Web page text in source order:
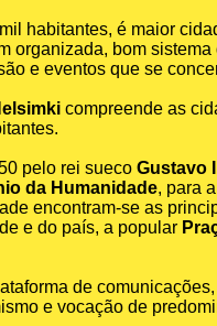
habitantes, é maior
organizada, bom
e eventos que se
compreende as
pelo rei sueco Gustavo I
da Humanidade, para
encontram-se as
e do país, a popular
de comunicações,
e vocação de